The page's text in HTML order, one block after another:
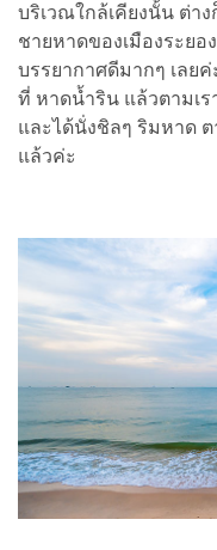
บริเวณใกล้เคียงนั้น ต่า
ชายหาดของเมืองระย
บรรยากาศดีมากๆ เลย
ที่ หาดน้ำริน แล้วตามเร
และได้นั่งชิลๆ ริมหาด
แล้วค่ะ